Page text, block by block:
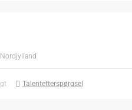
Talentefterspørgsel